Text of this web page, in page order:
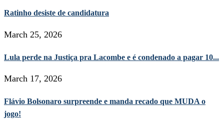
Ratinho desiste de candidatura
March 25, 2026
Lula perde na Justiça pra Lacombe e é condenado a pagar 10...
March 17, 2026
Flávio Bolsonaro surpreende e manda recado que MUDA o
jogo!